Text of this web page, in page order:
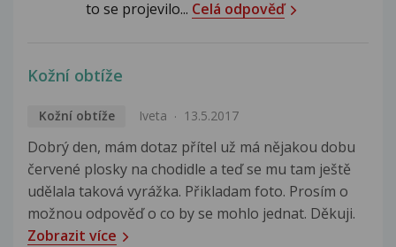
to se projevilo... Celá odpověď
Kožní obtíže
Kožní obtíže Iveta 13.5.2017
Dobrý den, mám dotaz přítel už má nějakou dobu
červené plosky na chodidle a teď se mu tam ještě
udělala taková vyrážka. Přikladam foto. Prosím o
možnou odpověď o co by se mohlo jednat. Děkuji.
Zobrazit více